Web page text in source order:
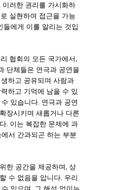
이러한 권리를 가시화하
실현하여 접근을 가능
에게 이를 알리는 것입
협회의 모든 국가에서,
단체들은 연극과 공연을
하고 공유되며 사람과
하고 기억에 남을 수 있
있습니다. 연극과 공연
장시키며 새롭거나 다른
. 이는 복잡한 문제에 과
서 간과되곤 하는 부분
한 공간을 제공하며, 상
수 없음을 압니다. 우리